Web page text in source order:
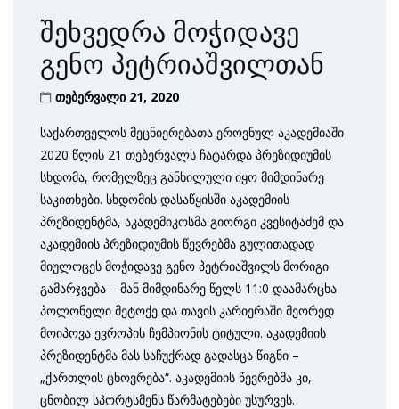
შეხვედრა მოჭიდავე
გენო პეტრიაშვილთან
თებერვალი 21, 2020
საქართველოს მეცნიერებათა ეროვნულ აკადემიაში
2020 წლის 21 თებერვალს ჩატარდა პრეზიდიუმის
სხდომა, რომელზეც განხილული იყო მიმდინარე
საკითხები. სხდომის დასაწყისში აკადემიის
პრეზიდენტმა, აკადემიკოსმა გიორგი კვესიტაძემ და
აკადემიის პრეზიდიუმის წევრებმა გულითადად
მიულოცეს მოჭიდავე გენო პეტრიაშვილს მორიგი
გამარჯვება – მან მიმდინარე წელს 11:0 დაამარცხა
პოლონელი მეტოქე და თავის კარიერაში მეორედ
მოიპოვა ევროპის ჩემპიონის ტიტული. აკადემიის
პრეზიდენტმა მას საჩუქრად გადასცა წიგნი –
„ქართლის ცხოვრება“. აკადემიის წევრებმა კი,
ცნობილ სპორტსმენს წარმატებები უსურვეს.